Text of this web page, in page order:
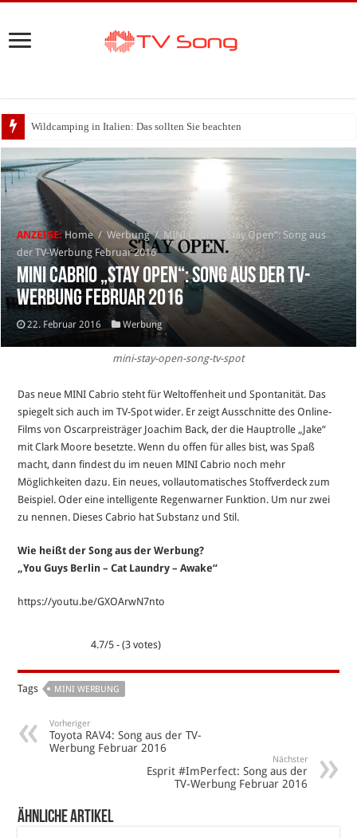
Wildcamping in Italien: Das sollten Sie beachten
ANZEIGE: Home / Werbung / MINI Cabrio „Stay Open“: Song aus
der TV-Werbung Februar 2016
MINI Cabrio „Stay Open“: Song aus der TV-
Werbung Februar 2016
22. Februar 2016 Werbung
mini-stay-open-song-tv-spot
Das neue MINI Cabrio steht für Weltoffenheit und Spontanität. Das
spiegelt sich auch im TV-Spot wider. Er zeigt Ausschnitte des Online-
Films von Oscarpreisträger Joachim Back, der die Hauptrolle „Jake“
mit Clark Moore besetzte. Wenn du offen für alles bist, was Spaß
macht, dann findest du im neuen MINI Cabrio noch mehr
Möglichkeiten dazu. Ein neues, vollautomatisches Stoffverdeck zum
Beispiel. Oder eine intelligente Regenwarner Funktion. Um nur zwei
zu nennen. Dieses Cabrio hat Substanz und Stil.
Wie heißt der Song aus der Werbung?
„You Guys Berlin – Cat Laundry – Awake“
https://youtu.be/GXOArwN7nto
4.7/5 - (3 votes)
Tags MINI WERBUNG
Vorheriger
Toyota RAV4: Song aus der TV-
Werbung Februar 2016
Nächster
Esprit #ImPerfect: Song aus der
TV-Werbung Februar 2016
Ähnliche Artikel